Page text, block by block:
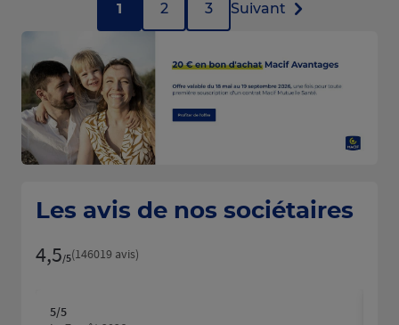
1 2 3 Suivant
Les avis de nos sociétaires
4,5/5Note de 4.5 sur 5
(146019 avis)
5/5